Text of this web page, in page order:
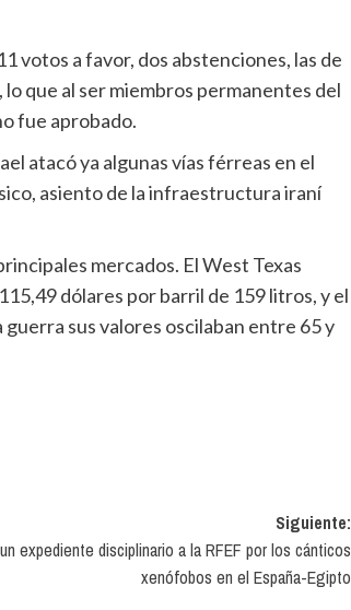
que al ser miembros permanentes del
fue aprobado.
asiento de la infraestructura iraní
dólares por barril de 159 litros, y el
sus valores oscilaban entre 65 y
Siguiente:
expediente disciplinario a la RFEF por los cánticos
xenófobos en el España-Egipto